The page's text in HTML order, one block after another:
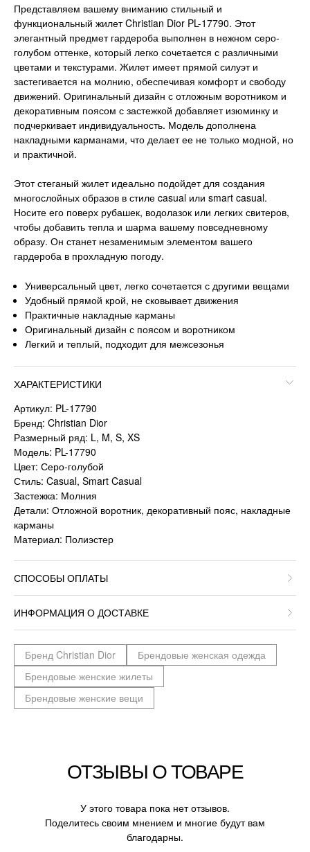
Представляем вашему вниманию стильный и
функциональный жилет Christian Dior PL-17790. Этот
элегантный предмет гардероба выполнен в нежном серо-
голубом оттенке, который легко сочетается с различными
цветами и текстурами. Жилет имеет прямой силуэт и
застегивается на молнию, обеспечивая комфорт и свободу
движений. Оригинальный дизайн с отложным воротником и
декоративным поясом с застежкой добавляет изюминку и
подчеркивает индивидуальность. Модель дополнена
накладными карманами, что делает ее не только модной, но
и практичной.
Этот стеганый жилет идеально подойдет для создания
многослойных образов в стиле casual или smart casual.
Носите его поверх рубашек, водолазок или легких свитеров,
чтобы добавить тепла и шарма вашему повседневному
образу. Он станет незаменимым элементом вашего
гардероба в прохладную погоду.
Универсальный цвет, легко сочетается с другими вещами
Удобный прямой крой, не сковывает движения
Практичные накладные карманы
Оригинальный дизайн с поясом и воротником
Легкий и теплый, подходит для межсезонья
ХАРАКТЕРИСТИКИ
Артикул: PL-17790
Бренд: Christian Dior
Размерный ряд: L, M, S, XS
Модель: PL-17790
Цвет: Серо-голубой
Стиль: Casual, Smart Casual
Застежка: Молния
Детали: Отложной воротник, декоративный пояс, накладные
карманы
Материал: Полиэстер
СПОСОБЫ ОПЛАТЫ
ИНФОРМАЦИЯ О ДОСТАВКЕ
Бренд Christian Dior
Брендовые женская одежда
Брендовые женские жилеты
Брендовые женские вещи
ОТЗЫВЫ О ТОВАРЕ
У этого товара пока нет отзывов.
Поделитесь своим мнением и многие будут вам
благодарны.